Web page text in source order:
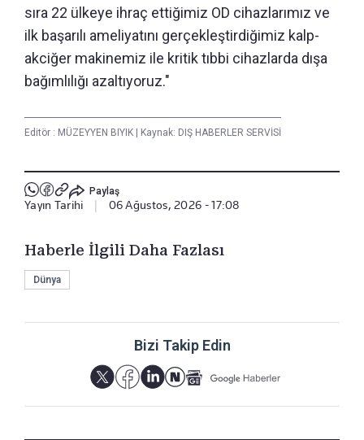
sıra 22 ülkeye ihraç ettiğimiz OD cihazlarımız ve
ilk başarılı ameliyatını gerçekleştirdiğimiz kalp-
akciğer makinemiz ile kritik tıbbi cihazlarda dışa
bağımlılığı azaltıyoruz."
Editör : MÜZEYYEN BIYIK Kaynak: DIŞ HABERLER SERVİSİ
Paylaş
Yayın Tarihi 06 Ağustos, 2026 - 17:08
Haberle İlgili Daha Fazlası
Dünya
Bizi Takip Edin